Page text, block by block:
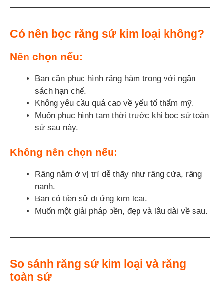
Có nên bọc răng sứ kim loại không?
Nên chọn nếu:
Bạn cần phục hình răng hàm trong với ngân
sách hạn chế.
Không yêu cầu quá cao về yếu tố thẩm mỹ.
Muốn phục hình tạm thời trước khi bọc sứ toàn
sứ sau này.
Không nên chọn nếu:
Răng nằm ở vị trí dễ thấy như răng cửa, răng
nanh.
Bạn có tiền sử dị ứng kim loại.
Muốn một giải pháp bền, đẹp và lâu dài về sau.
So sánh răng sứ kim loại và răng
toàn sứ